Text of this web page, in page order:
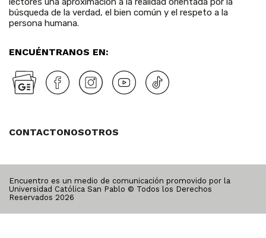
búsqueda de la verdad, el bien común y el respeto a la
persona humana.
ENCUÉNTRANOS EN:
CONTACTONOSOTROS
Encuentro es un medio de comunicación promovido por la
Universidad Católica San Pablo © Todos los Derechos
Reservados 2026